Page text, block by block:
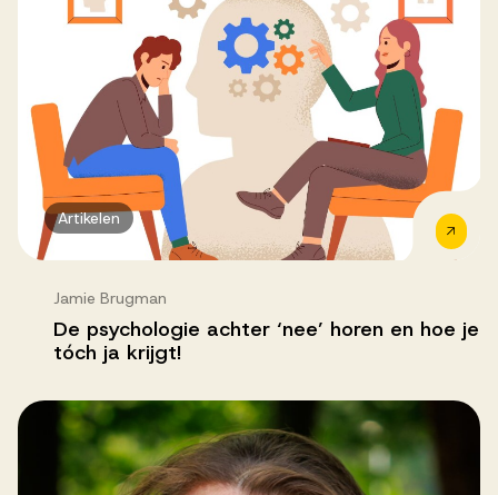
Artikelen
Jamie Brugman
De psychologie achter ‘nee’ horen en hoe je
tóch ja krijgt!